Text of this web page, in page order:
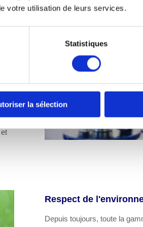
votre utilisation de leurs services.
Statistiques
la sélection
Respect de
Depuis toujours, toute la